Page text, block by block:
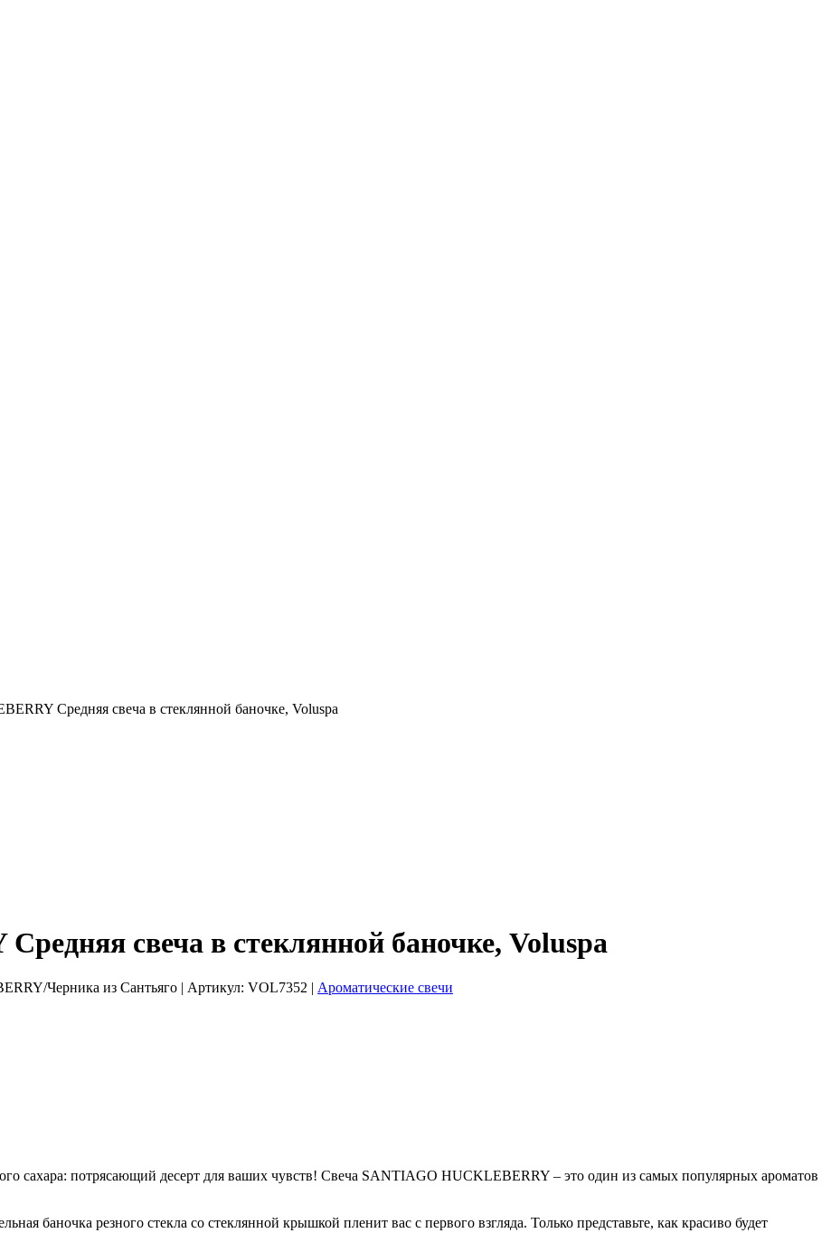
Средняя свеча в стеклянной баночке, Voluspa
свеча в стеклянной баночке, Voluspa
Черника из Сантьяго | Артикул: VOL7352 | Ароматические свечи
сахара: потрясающий десерт для ваших чувств! Свеча SANTIAGO HUCKLEBERRY – это один из самых популярных ароматов
баночка резного стекла со стеклянной крышкой пленит вас с первого взгляда. Только представьте, как красиво будет